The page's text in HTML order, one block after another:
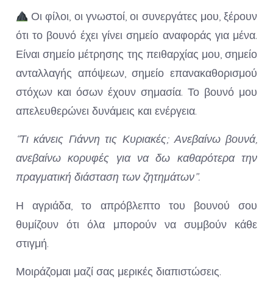
Οι φίλοι, οι γνωστοί, οι συνεργάτες μου, ξέρουν
ότι το βουνό έχει γίνει σημείο αναφοράς για μένα.
Είναι σημείο μέτρησης της πειθαρχίας μου, σημείο
ανταλλαγής απόψεων, σημείο επανακαθορισμού
στόχων και όσων έχουν σημασία. Το βουνό μου
απελευθερώνει δυνάμεις και ενέργεια.
“Τι κάνεις Γιάννη τις Κυριακές; Ανεβαίνω βουνά,
ανεβαίνω κορυφές για να δω καθαρότερα την
πραγματική διάσταση των ζητημάτων”.
Η αγριάδα, το απρόβλεπτο του βουνού σου
θυμίζουν ότι όλα μπορούν να συμβούν κάθε
στιγμή.
Μοιράζομαι μαζί σας μερικές διαπιστώσεις.